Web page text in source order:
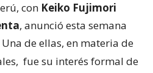
con Keiko Fujimori
, anunció esta semana
de ellas, en materia de
fue su interés formal de